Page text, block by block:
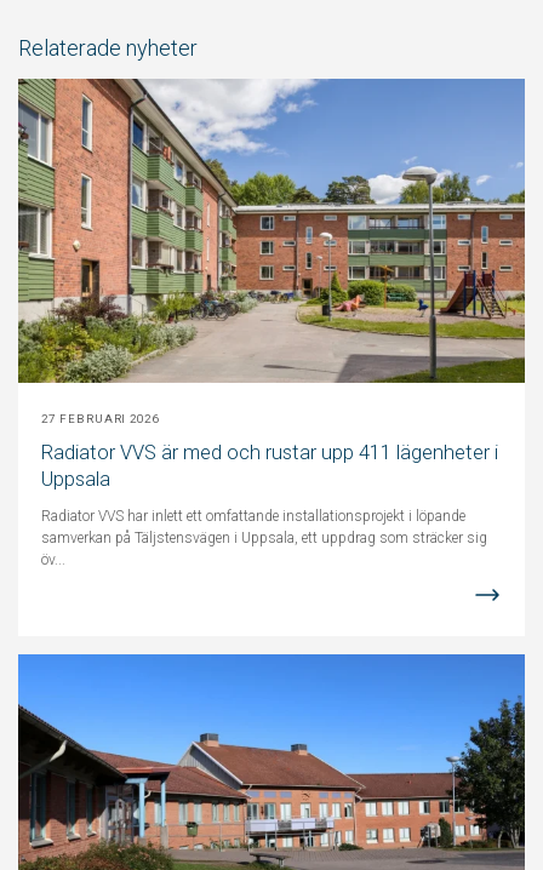
Relaterade nyheter
27 FEBRUARI 2026
Radiator VVS är med och rustar upp 411 lägenheter i
Uppsala
Radiator VVS har inlett ett omfattande installationsprojekt i löpande
samverkan på Täljstensvägen i Uppsala, ett uppdrag som sträcker sig
öv...